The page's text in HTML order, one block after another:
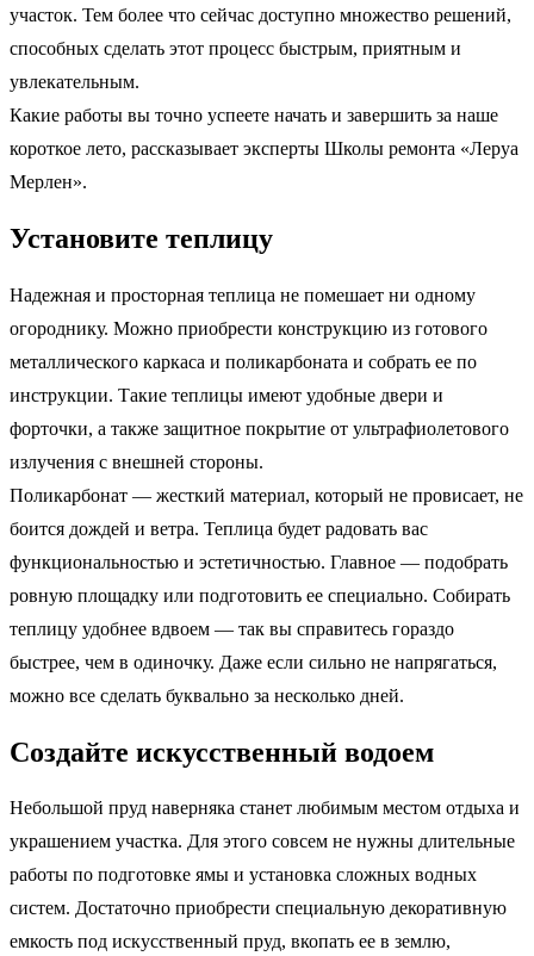
участок. Тем более что сейчас доступно множество решений,
способных сделать этот процесс быстрым, приятным и
увлекательным.
Какие работы вы точно успеете начать и завершить за наше
короткое лето, рассказывает эксперты Школы ремонта «Леруа
Мерлен».
Установите теплицу
Надежная и просторная теплица не помешает ни одному
огороднику. Можно приобрести конструкцию из готового
металлического каркаса и поликарбоната и собрать ее по
инструкции. Такие теплицы имеют удобные двери и
форточки, а также защитное покрытие от ультрафиолетового
излучения с внешней стороны.
Поликарбонат — жесткий материал, который не провисает, не
боится дождей и ветра. Теплица будет радовать вас
функциональностью и эстетичностью. Главное — подобрать
ровную площадку или подготовить ее специально. Собирать
теплицу удобнее вдвоем — так вы справитесь гораздо
быстрее, чем в одиночку. Даже если сильно не напрягаться,
можно все сделать буквально за несколько дней.
Создайте искусственный водоем
Небольшой пруд наверняка станет любимым местом отдыха и
украшением участка. Для этого совсем не нужны длительные
работы по подготовке ямы и установка сложных водных
систем. Достаточно приобрести специальную декоративную
емкость под искусственный пруд, вкопать ее в землю,